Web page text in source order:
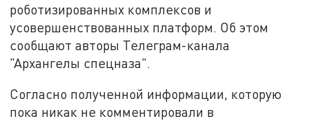
роботизированных комплексов и
усовершенствованных платформ. Об этом
сообщают авторы Телеграм-канала
"Архангелы спецназа".
Согласно полученной информации, которую
пока никак не комментировали в